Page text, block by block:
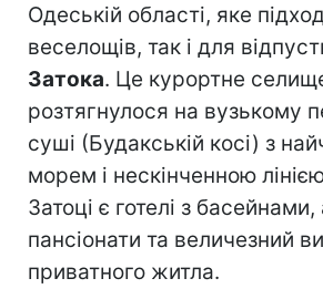
Одеській області, яке
веселощів, так і для
Затока. Це курортне
розтягнулося на вузькому
суші (Будакській косі) з
морем і нескінченною
Затоці є готелі з
пансіонати та величезний
приватного житла.